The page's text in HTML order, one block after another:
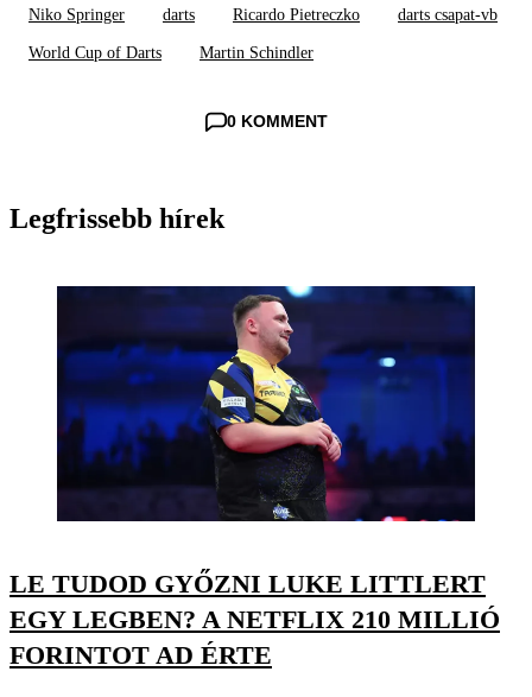
Niko Springer darts Ricardo Pietreczko darts csapat-vb
World Cup of Darts Martin Schindler
0 KOMMENT
Legfrissebb hírek
LE TUDOD GYŐZNI LUKE LITTLERT
EGY LEGBEN? A NETFLIX 210 MILLIÓ
FORINTOT AD ÉRTE